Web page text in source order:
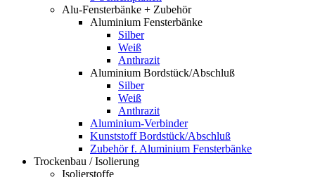
Alu-Fensterbänke + Zubehör
Aluminium Fensterbänke
Silber
Weiß
Anthrazit
Aluminium Bordstück/Abschluß
Silber
Weiß
Anthrazit
Aluminium-Verbinder
Kunststoff Bordstück/Abschluß
Zubehör f. Aluminium Fensterbänke
Trockenbau / Isolierung
Isolierstoffe